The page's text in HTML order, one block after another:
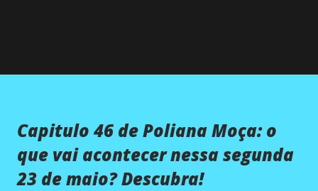
Capitulo 46 de Poliana Moça: o
que vai acontecer nessa segunda
23 de maio? Descubra!